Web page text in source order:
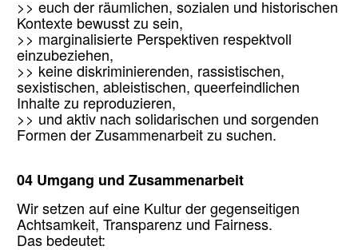
>> euch der räumlichen, sozialen und historischen
Kontexte bewusst zu sein,
>> marginalisierte Perspektiven respektvoll
einzubeziehen,
>> keine diskriminierenden, rassistischen,
sexistischen, ableistischen, queerfeindlichen
Inhalte zu reproduzieren,
>> und aktiv nach solidarischen und sorgenden
Formen der Zusammenarbeit zu suchen.
04 Umgang und Zusammenarbeit
Wir setzen auf eine Kultur der gegenseitigen
Achtsamkeit, Transparenz und Fairness.
Das bedeutet: